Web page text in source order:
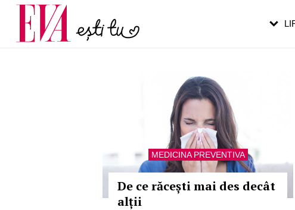
MEDICINA PREVENTIVA
De ce răcești mai des decât
alții
Carieră
Actualitate